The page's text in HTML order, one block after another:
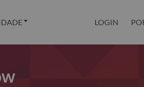
LOGIN